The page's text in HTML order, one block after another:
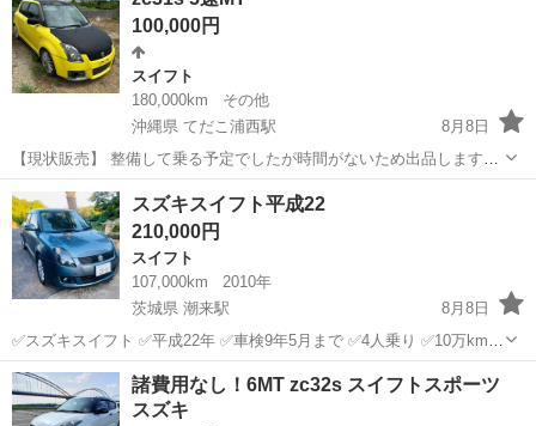
100,000円
スイフト
180,000km
その他
沖縄県 てだこ浦西駅
8月8日
【現状販売】 整備して乗る予定でしたが時間がないため出品します。
・一時抹消済み ・車検切れ ・自賠責切れ ・バッテリー上がり（ジャ
ンプでエンジン始動確認済み） ・前後タイヤ交換推奨 ・クラッチ滑り
あり ・オーディオなし...
うるま市 てだこ浦西駅 スイフト
スズキスイフト平成22
210,000円
スイフト
107,000km
2010年
茨城県 潮来駅
8月8日
✅スズキスイフト ✅平成22年 ✅車検9年5月まで ✅4人乗り ✅10万km
✅アルミホイル付き ✅エンジンの調子がいいです ✅良く走ります ✅キ
ズがあります ✅スマートキーあります いつでも確認すること可能です
よろしくお...
茨城 潮来市 潮来駅
諸費用なし！6MT zc32s スイフトスポーツ
スズキ